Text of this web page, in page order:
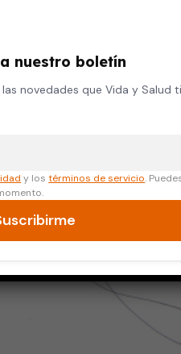
nuestro boletín
novedades que Vida y Salud
y lostérminos de servicio.